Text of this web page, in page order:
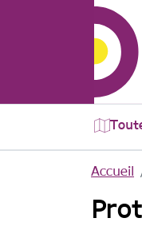
Aller au contenu
Accueil